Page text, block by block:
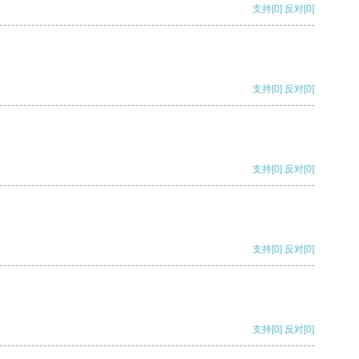
支持[0] 反对[0]
支持[0] 反对[0]
支持[0] 反对[0]
支持[0] 反对[0]
支持[0] 反对[0]